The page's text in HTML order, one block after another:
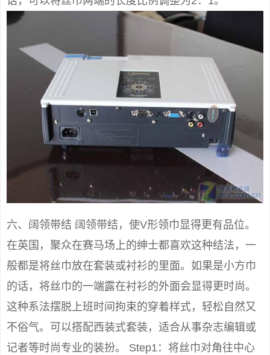
六、阔领带结 阔领带结，使V形领巾显得更有品位。
在英国，聚众在赛马场上的绅士都喜欢这种结法，一
般都是将丝巾放在套装或衬衫的里面。如果是小方巾
的话，将丝巾的一端露在衬衫的外面会显得更时尚。
这种系法摆脱上班时间拘束的穿着样式，轻松自然又
不俗气。可以搭配西装式套装，适合从事杂志编辑或
记者等时尚专业的装扮。 Step1：将丝巾对角往中心